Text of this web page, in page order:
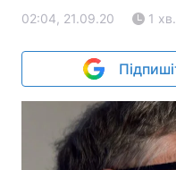
02:04, 21.09.20 1 хв.